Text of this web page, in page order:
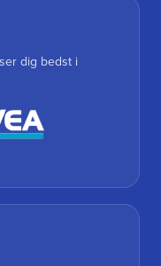
dig bedst i